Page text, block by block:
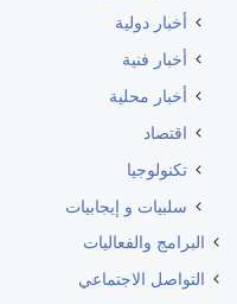
أخبار دولية
أخبار فنية
أخبار محلية
اقتصاد
تكنولوجيا
سلبيات و إيجابيات
البرامج والفعاليات
التواصل الاجتماعي